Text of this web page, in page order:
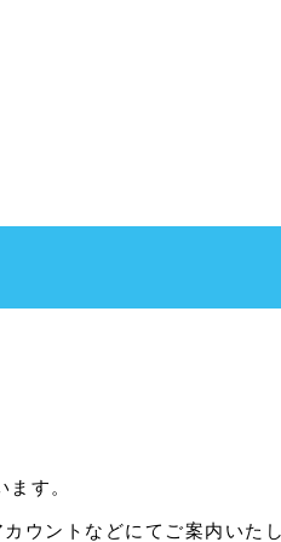
す。
ウントなどにてご案内いた